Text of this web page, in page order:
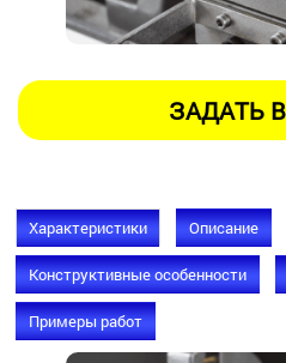
Характеристики Описание
Конструктивные особенности
Примеры работ